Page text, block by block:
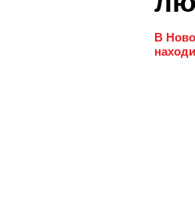
В